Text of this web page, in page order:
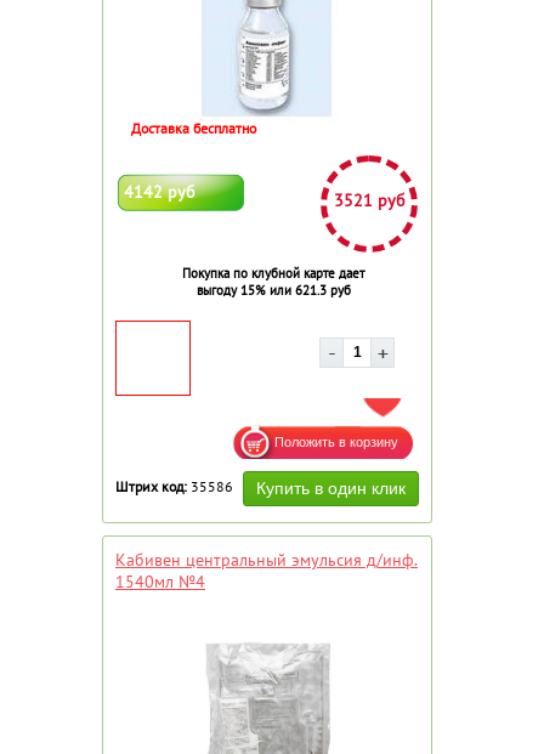
4142 руб 3521 руб
Покупка по клубной карте дает
выгоду 15% или 621.3 руб
Доставка бесплатно
ДОБАВИТЬ В ИЗБРАННОЕ
Штрих код: 35586
Кабивен центральный эмульсия д/инф.
1540мл №4